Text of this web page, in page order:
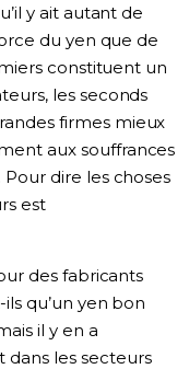
y ait autant de
du yen que de
constituent un
les seconds
firmes mieux
aux souffrances
dire les choses
est
des fabricants
qu’un yen bon
il y en a
les secteurs